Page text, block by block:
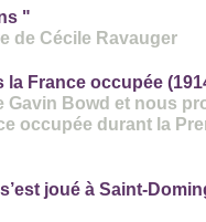
"
de Cécile Ravauger
France occupée
Gavin Bowd et nous
occupée durant la
joué à Saint-